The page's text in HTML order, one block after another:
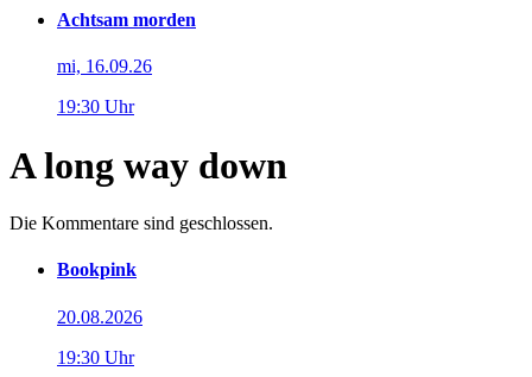
Achtsam morden
mi, 16.09.26
19:30 Uhr
A long way down
Die Kommentare sind geschlossen.
Bookpink
20.08.2026
19:30 Uhr